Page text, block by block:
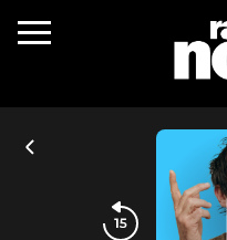
c’était quoi ?
actualités
podcasts